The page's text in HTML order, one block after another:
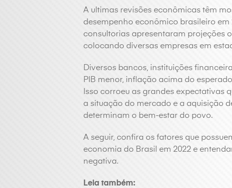
A ultimas revisões econômicas têm
desempenho econômico brasileiro em
consultorias apresentaram projeções
colocando diversas empresas em
Diversos bancos, instituições
PIB menor, inflação acima do
Isso corroeu as grandes expectativas
a situação do mercado e a aquisição
determinam o bem-estar do povo.
A seguir, confira os fatores que
economia do Brasil em 2022 e
negativa.
Leia também: